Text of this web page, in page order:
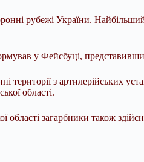
рубежі України.
у Фейсбуці,
території з артилерійських
області.
загарбники також